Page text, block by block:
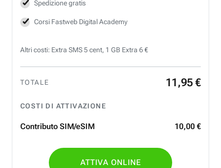
Spedizione gratis
Corsi Fastweb Digital Academy
Altri costi: Extra SMS 5 cent, 1 GB Extra 6 €
TOTALE 11 ,95 €
COSTI DI ATTIVAZIONE
Contributo SIM/eSIM 10,00 €
ATTIVA ONLINE